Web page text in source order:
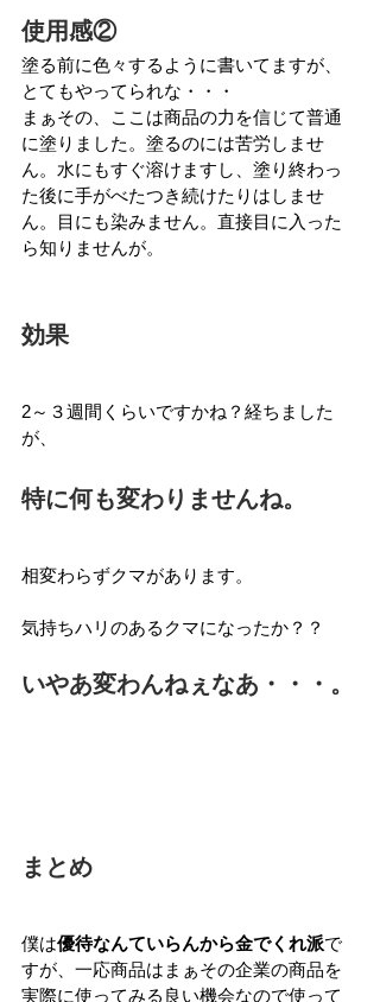
使用感②
塗る前に色々するように書いてますが、
とてもやってられな・・・
まぁその、ここは商品の力を信じて普通
に塗りました。塗るのには苦労しませ
ん。水にもすぐ溶けますし、塗り終わっ
た後に手がべたつき続けたりはしませ
ん。目にも染みません。直接目に入った
ら知りませんが。
効果
2～３週間くらいですかね？経ちました
が、
特に何も変わりませんね。
相変わらずクマがあります。
気持ちハリのあるクマになったか？？
いやあ変わんねぇなあ・・・。
まとめ
僕は優待なんていらんから金でくれ派で
すが、一応商品はまぁその企業の商品を
実際に使ってみる良い機会なので使って